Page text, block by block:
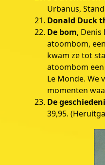
Urbanus,
Donald Duck
De bom, Denis
atoombom,
kwam ze tot
atoombom
Le Monde. We
momenten
De
39,95.